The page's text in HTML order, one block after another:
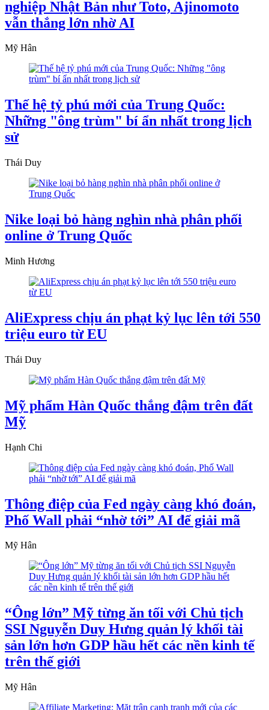
nghiệp Nhật Bản như Toto, Ajinomoto
vẫn thắng lớn nhờ AI
Mỹ Hân
Thế hệ tỷ phú mới của Trung Quốc:
Những "ông trùm" bí ẩn nhất trong lịch
sử
Thái Duy
Nike loại bỏ hàng nghìn nhà phân phối
online ở Trung Quốc
Minh Hương
AliExpress chịu án phạt kỷ lục lên tới 550
triệu euro từ EU
Thái Duy
Mỹ phẩm Hàn Quốc thắng đậm trên đất
Mỹ
Hạnh Chi
Thông điệp của Fed ngày càng khó đoán,
Phố Wall phải “nhờ tới” AI để giải mã
Mỹ Hân
“Ông lớn” Mỹ từng ăn tối với Chủ tịch
SSI Nguyễn Duy Hưng quản lý khối tài
sản lớn hơn GDP hầu hết các nền kinh tế
trên thế giới
Mỹ Hân